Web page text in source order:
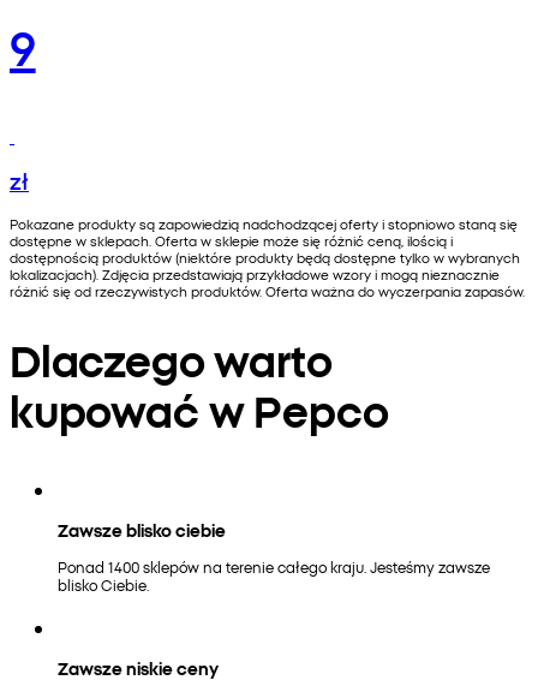
9
zł
Pokazane produkty są zapowiedzią nadchodzącej oferty i stopniowo staną się
dostępne w sklepach. Oferta w sklepie może się różnić ceną, ilością i
dostępnością produktów (niektóre produkty będą dostępne tylko w wybranych
lokalizacjach). Zdjęcia przedstawiają przykładowe wzory i mogą nieznacznie
różnić się od rzeczywistych produktów. Oferta ważna do wyczerpania zapasów.
Dlaczego warto
kupować w Pepco
Zawsze blisko ciebie
Ponad 1400 sklepów na terenie całego kraju. Jesteśmy zawsze
blisko Ciebie.
Zawsze niskie ceny